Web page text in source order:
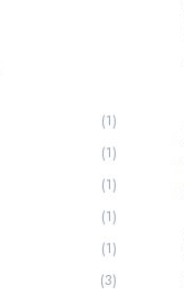
(1)
(1)
(1)
(1)
(1)
(3)